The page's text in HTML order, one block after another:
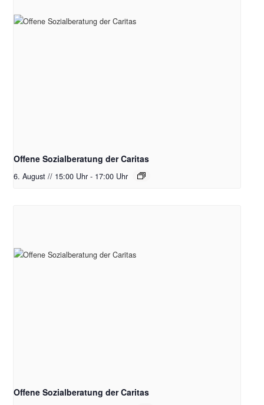
Offene Sozialberatung der Caritas
6. August // 15:00 Uhr - 17:00 Uhr
Offene Sozialberatung der Caritas